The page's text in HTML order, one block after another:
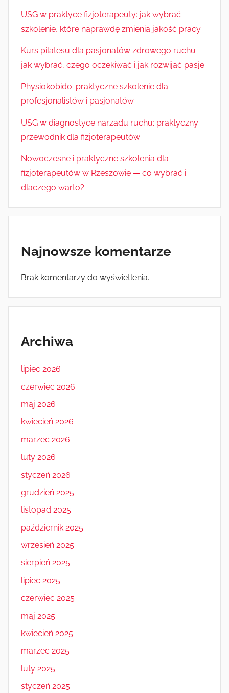
USG w praktyce fizjoterapeuty: jak wybrać
szkolenie, które naprawdę zmienia jakość pracy
Kurs pilatesu dla pasjonatów zdrowego ruchu —
jak wybrać, czego oczekiwać i jak rozwijać pasję
Physiokobido: praktyczne szkolenie dla
profesjonalistów i pasjonatów
USG w diagnostyce narządu ruchu: praktyczny
przewodnik dla fizjoterapeutów
Nowoczesne i praktyczne szkolenia dla
fizjoterapeutów w Rzeszowie — co wybrać i
dlaczego warto?
Najnowsze komentarze
Brak komentarzy do wyświetlenia.
Archiwa
lipiec 2026
czerwiec 2026
maj 2026
kwiecień 2026
marzec 2026
luty 2026
styczeń 2026
grudzień 2025
listopad 2025
październik 2025
wrzesień 2025
sierpień 2025
lipiec 2025
czerwiec 2025
maj 2025
kwiecień 2025
marzec 2025
luty 2025
styczeń 2025